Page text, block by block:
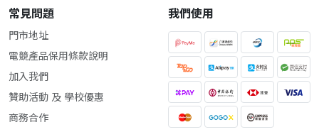
常見問題
門市地址
電競產品保用條款說明
加入我們
贊助活動 及 學校優惠
商務合作
我們使用